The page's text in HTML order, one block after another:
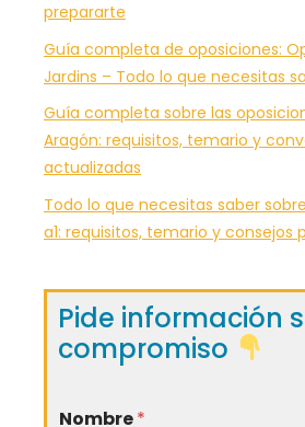
prepararte
Guía completa de oposiciones:
Jardins – Todo lo que necesitas
Guía completa sobre las
Aragón: requisitos, temario y
actualizadas
Todo lo que necesitas saber
a1: requisitos, temario y consejos
Pide información
compromiso
Nombre*